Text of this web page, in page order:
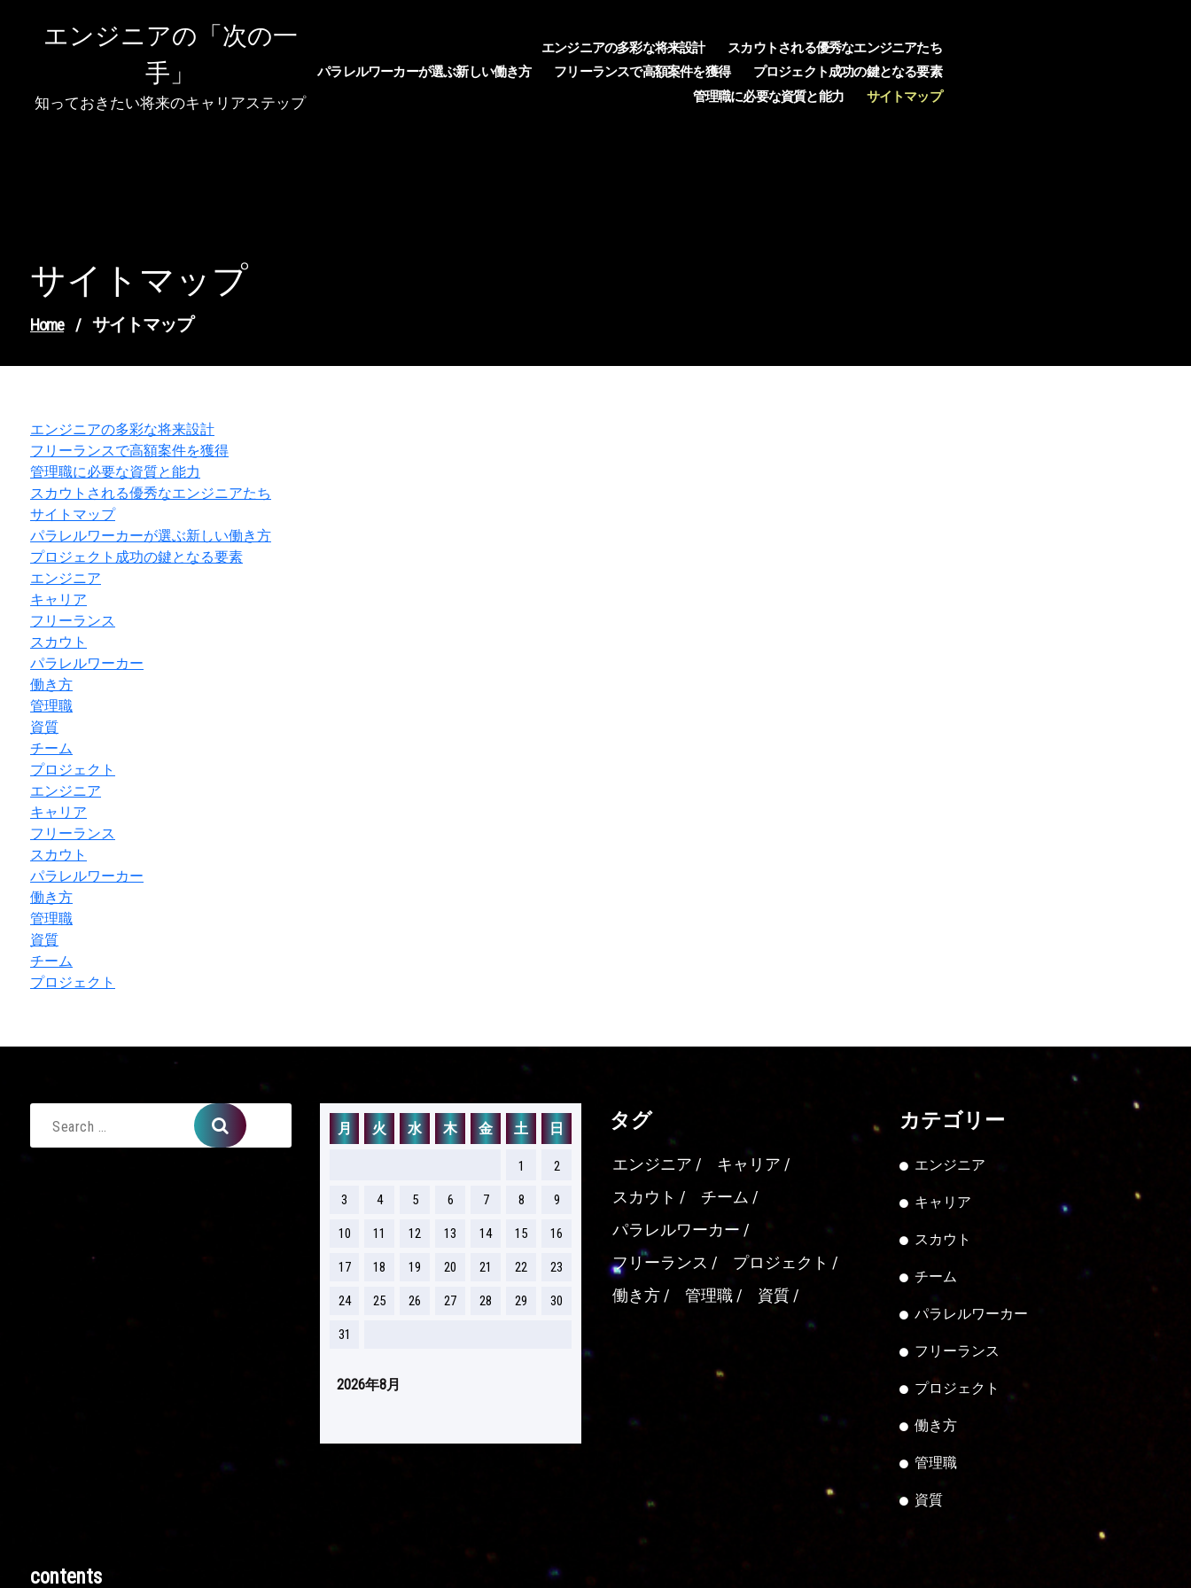
エンジニアの「次の一
手」
知っておきたい将来のキャリアステップ
エンジニアの多彩な将来設計
スカウトされる優秀なエンジニアたち
パラレルワーカーが選ぶ新しい働き方
フリーランスで高額案件を獲得
プロジェクト成功の鍵となる要素
管理職に必要な資質と能力
サイトマップ
サイトマップ
Home / サイトマップ
エンジニアの多彩な将来設計
フリーランスで高額案件を獲得
管理職に必要な資質と能力
スカウトされる優秀なエンジニアたち
サイトマップ
パラレルワーカーが選ぶ新しい働き方
プロジェクト成功の鍵となる要素
エンジニア
キャリア
フリーランス
スカウト
パラレルワーカー
働き方
管理職
資質
チーム
プロジェクト
エンジニア
キャリア
フリーランス
スカウト
パラレルワーカー
働き方
管理職
資質
チーム
プロジェクト
Search
2026年8月
月 火 水 木 金 土 日
1 2
3 4 5 6 7 8 9
10 11 12 13 14 15 16
17 18 19 20 21 22 23
24 25 26 27 28 29 30
31
タグ
エンジニア
キャリア
スカウト
チーム
パラレルワーカー
フリーランス
プロジェクト
働き方
管理職 資質
カテゴリー
エンジニア
キャリア
スカウト
チーム
パラレルワーカー
フリーランス
プロジェクト
働き方
管理職
資質
contents